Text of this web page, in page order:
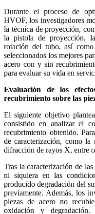
Durante el proceso de
HVOF, los investigadores
la técnica de proyección,
la pistola de proyección,
rotación del tubo, así
seleccionados los mejores
acero con y sin
para evaluar su vida en
Evaluación de los
recubrimiento sobre las
El siguiente objetivo
consistido en analizar el
recubrimiento obtenido.
de caracterización, como
difracción de rayos X, entre
Tras la caracterización de las
ni siquiera en las
producido degradación del
previamente. Además, los
piezas de acero no
oxidación y